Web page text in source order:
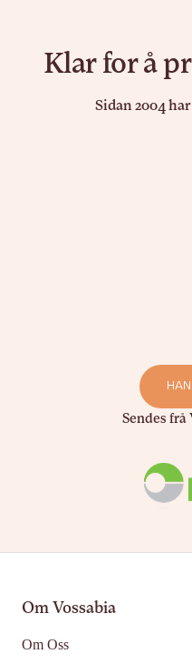
Sidan 2004
Klar for å
Sendes frå
Om Vossabia
Om Oss